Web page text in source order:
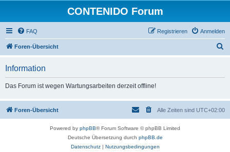
CONTENIDO Forum
FAQ Anmelden
Registrieren
Foren-Übersicht
Information
Das Forum ist wegen Wartungsarbeiten derzeit offline!
Foren-Übersicht Alle Zeiten sind UTC+02:00
Powered by phpBB® Forum Software © phpBB Limited
Deutsche Übersetzung durch phpBB.de
Datenschutz| Nutzungsbedingungen